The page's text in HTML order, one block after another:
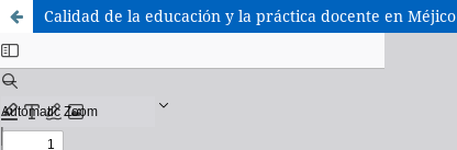
Calidad de la educación y la práctica docente en Méjico